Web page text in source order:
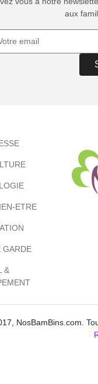
aux
ETRE
GARDE
&
NosBamBins.com.